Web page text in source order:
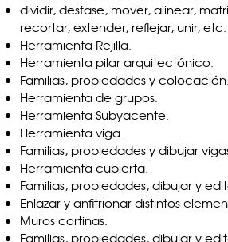
dividir, desfase, mover, alinear,
recortar, extender, reflejar, unir, etc.
Herramienta Rejilla.
Herramienta pilar arquitectónico.
Familias, propiedades y colocación.
Herramienta de grupos.
Herramienta Subyacente.
Herramienta viga.
Familias, propiedades y dibujar
Herramienta cubierta.
Familias, propiedades, dibujar y
Enlazar y anfitrionar distintos
Muros cortinas.
Familias, propiedades, dibujar y